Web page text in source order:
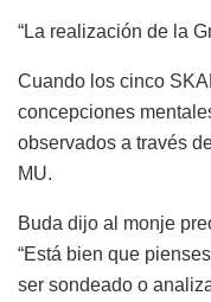
“La realización de la
Cuando los cinco
concepciones
observados a través
MU.
Buda dijo al monje
“Está bien que
ser sondeado o